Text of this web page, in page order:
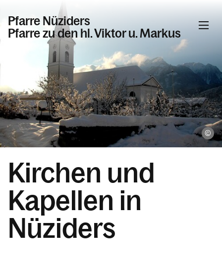
Pfarre Nüziders
Pfarre zu den hl. Viktor u. Markus
Informationen
Veranstaltungen
Gottesdienste in der Pfarre Nüziders
Beschlüsse, Bekannmachungen
Sakramente
Was wir glauben
Tod, Beerdigung & Trauer
Das Pastoral-Team Nüziders
Pfarrliche Gruppen
Unser Kirchen & Kapellen
Kirchen und
Kapellen in
Nüziders